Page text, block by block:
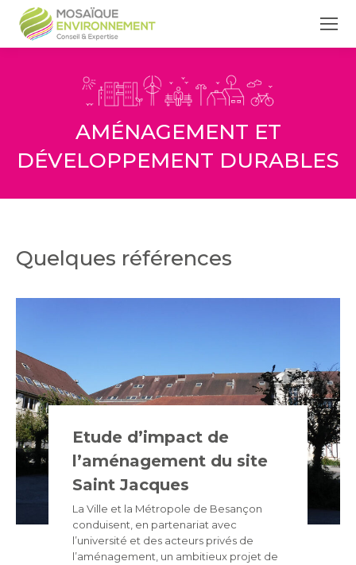
AMÉNAGEMENT ET
DÉVELOPPEMENT DURABLES
Quelques références
Etude d’impact de
l’aménagement du site
Saint Jacques
La Ville et la Métropole de Besançon
conduisent, en partenariat avec
l’université et des acteurs privés de
l’aménagement, un ambitieux projet de